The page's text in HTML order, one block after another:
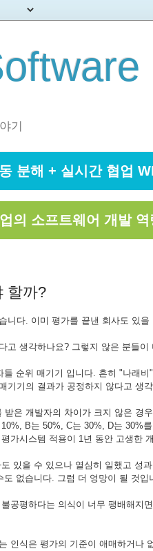
기
분해 + 실시간 협업
의 소프트웨어 개발
할까?
니다. 이미 평가를 끝낸 회사도 있
고 생각하나요? 그렇지 않은 분들이
들 순위 매기기 입니다. 흔히 "나래비
기기의 결과가 공정하지 않다고 생
받은 개발자의 차이가 크지 않은
B는 50%, C는 30%, D는 30%
가시스템 적용이 1년 동안 고생한
있을 수 있으나 열심히 일했고 성
없습니다. 그럼 더 엉망이 될 것입
공평하다는 의식이 너무 팽배해지
인식은 평가의 기준이 애매하거나